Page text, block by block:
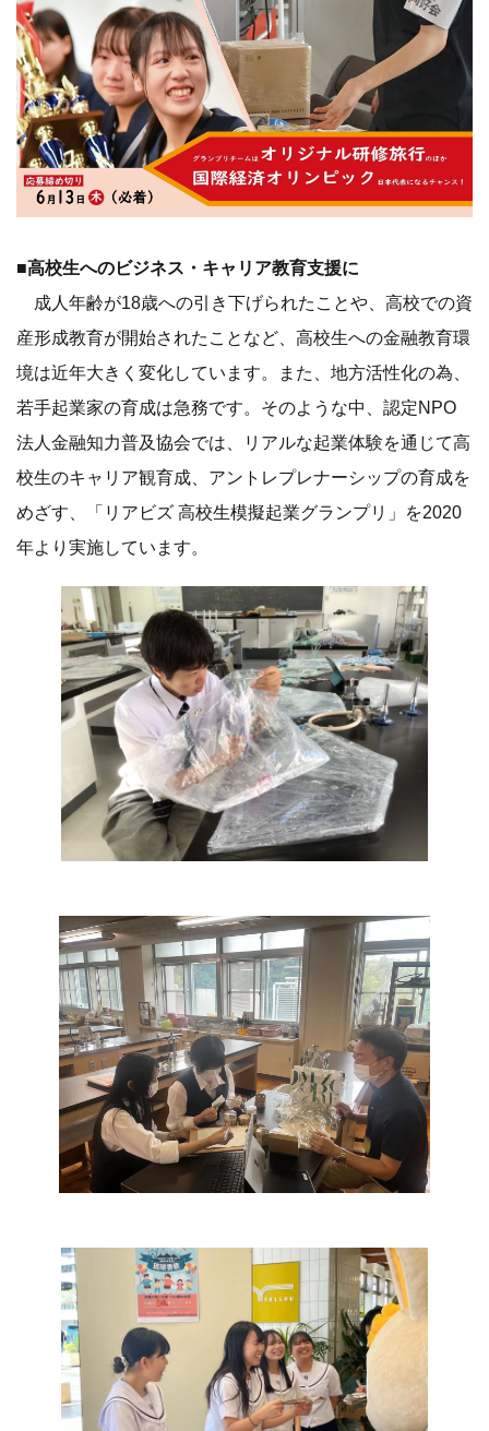
■高校生へのビジネス・キャリア教育支援に
成人年齢が18歳への引き下げられたことや、高校での資
産形成教育が開始されたことなど、高校生への金融教育環
境は近年大きく変化しています。また、地方活性化の為、
若手起業家の育成は急務です。そのような中、認定NPO
法人金融知力普及協会では、リアルな起業体験を通じて高
校生のキャリア観育成、アントレプレナーシップの育成を
めざす、「リアビズ 高校生模擬起業グランプリ」を2020
年より実施しています。